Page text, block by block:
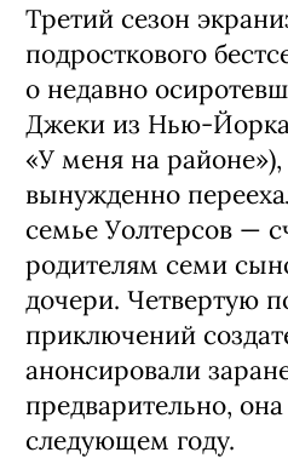
Третий сезон
подросткового
о недавно
Джеки из Нью-
«У меня на районе»),
вынужденно
семье Уолтерсов —
родителям семи
дочери. Четвертую
приключений
анонсировали
предварительно,
следующем году.